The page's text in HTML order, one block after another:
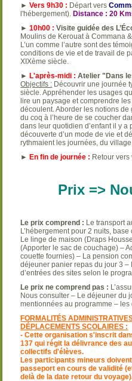
►Vers 9h30 : Départ vers
l'hébergement).Distance : 20
►10h00 : Visite guidée des
Moulins de Kerouat à Commana
L’un comme l’autre sont des
conditions de vie et de travail de
XIXème siècle.
►L'après-midi :Atelier "Dans
Objectifs : Découvrir une journée
siècle. Appréhender les usages
lire un paysage et comprendre
découlent. Aborder les notions
du coq à l’heure de se coucher
dans leur quotidien d’enfant il y a
découverte d’un mode de vie et
rythmaient les journées, du
► En fin de journée : Retour vers
Prix =>
Le prix comprend : Le transport
L’hébergement pour 2 nuits,
Le linge de maison (Draps
(Apporter le sac de couchage) –
couette fournies) – La pension
déjeuner panier repas du jour 3 –
d’entrées des sites selon le
Le prix ne comprend pas :
Nous consulter – Le déjeuner du
mentionnées au programme –
FORMALITÉS
DÉPLACEMENTS SCOLAIRES :
- Cette organisation s'inscrit
137 qui régit la délivrance des
collectifs d'élèves.
Les participants mineurs
passeport en cours de validité
delà de la date retour du